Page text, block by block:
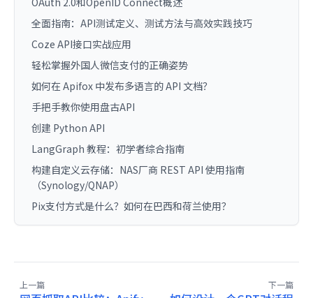
全面指南：API测试定义、测试方法与高效实践技巧
Coze API接口实战应用
轻松掌握外国人微信支付的正确姿势
如何在 Apifox 中发布多语言的 API 文档？
手把手教你使用盘古API
创建 Python API
LangGraph 教程：初学者综合指南
构建自定义云存储：NAS厂商 REST API 使用指南
（Synology/QNAP）
Pix支付方式是什么？如何在巴西和荷兰使用？
上一篇 下一篇